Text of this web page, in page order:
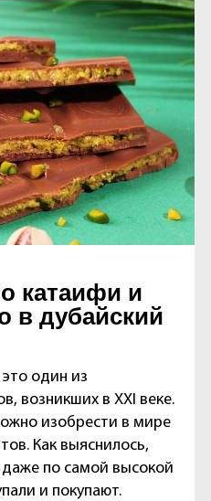
катаифи и
в дубайский
один из
возникших в XXI веке.
изобрести в мире
Как выяснилось,
по самой высокой
и покупают.